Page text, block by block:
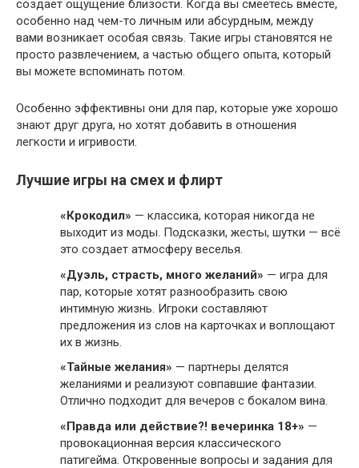
создаёт ощущение близости. Когда вы смеётесь вместе,
особенно над чем-то личным или абсурдным, между
вами возникает особая связь. Такие игры становятся не
просто развлечением, а частью общего опыта, который
вы можете вспоминать потом.
Особенно эффективны они для пар, которые уже хорошо
знают друг друга, но хотят добавить в отношения
легкости и игривости.
Лучшие игры на смех и флирт
«Крокодил» — классика, которая никогда не
выходит из моды. Подсказки, жесты, шутки — всё
это создает атмосферу веселья.
«Дуэль, страсть, много желаний» — игра для
пар, которые хотят разнообразить свою
интимную жизнь. Игроки составляют
предложения из слов на карточках и воплощают
их в жизнь.
«Тайные желания» — партнеры делятся
желаниями и реализуют совпавшие фантазии.
Отлично подходит для вечеров с бокалом вина.
«Правда или действие?! вечеринка 18+» —
провокационная версия классического
патигейма. Откровенные вопросы и задания для